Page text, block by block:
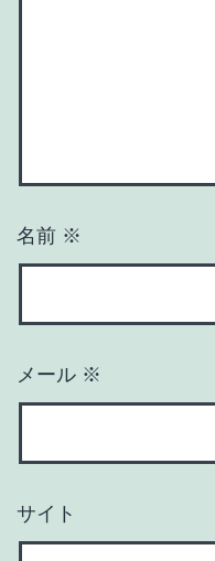
名前 ※
メール ※
サイト